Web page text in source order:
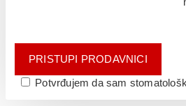
PRISTUPI PRODAVNICI
Potvrđujem da sam